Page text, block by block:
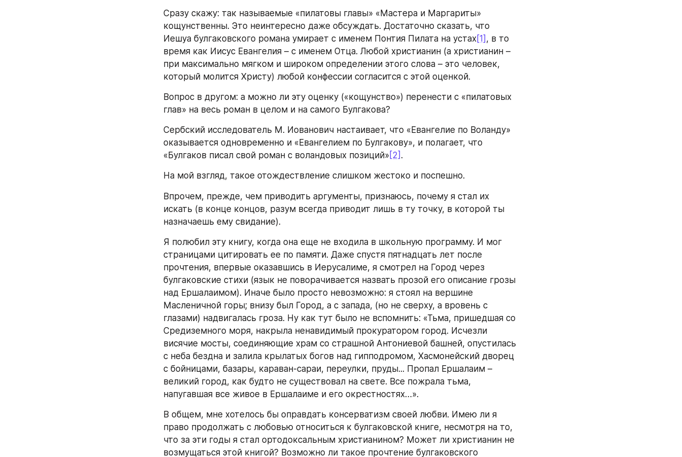
Сразу скажу: так называемые «пилатовы главы» «Мастера и Маргариты»
кощунственны. Это неинтересно даже обсуждать. Достаточно сказать, что
Иешуа булгаковского романа умирает с именем Понтия Пилата на устах[1] , в то
время как Иисус Евангелия – с именем Отца. Любой христианин (а христианин –
при максимально мягком и широком определении этого слова – это человек,
который молится Христу) любой конфессии согласится с этой оценкой.
Вопрос в другом: а можно ли эту оценку («кощунство») перенести с «пилатовых
глав» на весь роман в целом и на самого Булгакова?
Сербский исследователь М. Иованович настаивает, что «Евангелие по Воланду»
оказывается одновременно и «Евангелием по Булгакову», и полагает, что
«Булгаков писал свой роман с воландовых позиций» [2] .
На мой взгляд, такое отождествление слишком жестоко и поспешно.
Впрочем, прежде, чем приводить аргументы, признаюсь, почему я стал их
искать (в конце концов, разум всегда приводит лишь в ту точку, в которой ты
назначаешь ему свидание).
Я полюбил эту книгу, когда она еще не входила в школьную программу. И мог
страницами цитировать ее по памяти. Даже спустя пятнадцать лет после
прочтения, впервые оказавшись в Иерусалиме, я смотрел на Город через
булгаковские стихи (язык не поворачивается назвать прозой его описание грозы
над Ершалаимом). Иначе было просто невозможно: я стоял на вершине
Масленичной горы; внизу был Город, а с запада, (но не сверху, а вровень с
глазами) надвигалась гроза. Ну как тут было не вспомнить: «Тьма, пришедшая со
Средиземного моря, накрыла ненавидимый прокуратором город. Исчезли
висячие мосты, соединяющие храм со страшной Антониевой башней, опустилась
с неба бездна и залила крылатых богов над гипподромом, Хасмонейский дворец
с бойницами, базары, караван-сараи, переулки, пруды... Пропал Ершалаим –
великий город, как будто не существовал на свете. Все пожрала тьма,
напугавшая все живое в Ершалаиме и его окрестностях…».
В общем, мне хотелось бы оправдать консерватизм своей любви. Имею ли я
право продолжать с любовью относиться к булгаковской книге, несмотря на то,
что за эти годы я стал ортодоксальным христианином? Может ли христианин не
возмущаться этой книгой? Возможно ли такое прочтение булгаковского